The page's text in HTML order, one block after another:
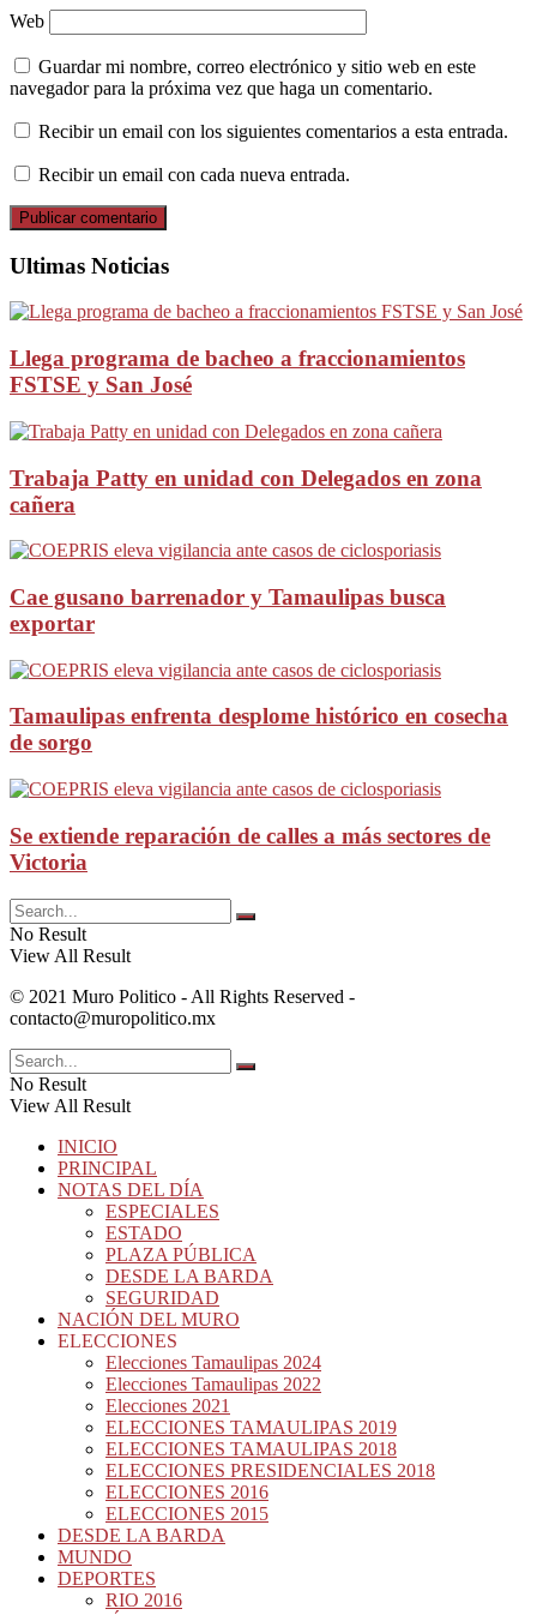
Web
Guardar mi nombre, correo electrónico y sitio web en este
navegador para la próxima vez que haga un comentario.
Recibir un email con los siguientes comentarios a esta entrada.
Recibir un email con cada nueva entrada.
Ultimas Noticias
Llega programa de bacheo a fraccionamientos
FSTSE y San José
Trabaja Patty en unidad con Delegados en zona
cañera
Cae gusano barrenador y Tamaulipas busca
exportar
Tamaulipas enfrenta desplome histórico en cosecha
de sorgo
Se extiende reparación de calles a más sectores de
Victoria
No Result
View All Result
© 2021 Muro Politico - All Rights Reserved -
contacto@muropolitico.mx
No Result
View All Result
INICIO
PRINCIPAL
NOTAS DEL DÍA
ESPECIALES
ESTADO
PLAZA PÚBLICA
DESDE LA BARDA
SEGURIDAD
NACIÓN DEL MURO
ELECCIONES
Elecciones Tamaulipas 2024
Elecciones Tamaulipas 2022
Elecciones 2021
ELECCIONES TAMAULIPAS 2019
ELECCIONES TAMAULIPAS 2018
ELECCIONES PRESIDENCIALES 2018
ELECCIONES 2016
ELECCIONES 2015
DESDE LA BARDA
MUNDO
DEPORTES
RIO 2016